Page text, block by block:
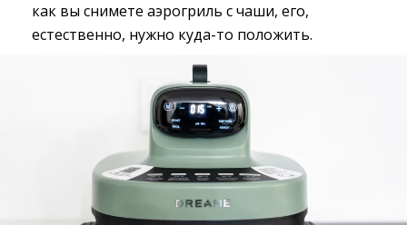
как вы снимете аэрогриль с чаши, его,
естественно, нужно куда-то положить.